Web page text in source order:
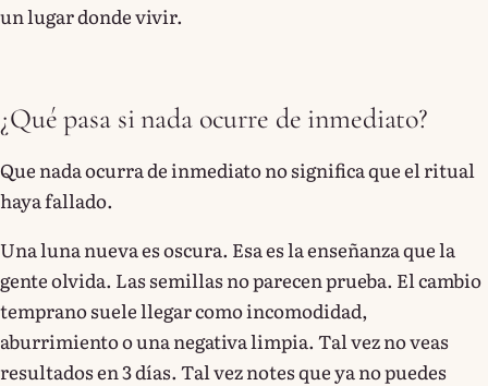
un lugar donde vivir.
¿Qué pasa si nada ocurre de inmediato?
Que nada ocurra de inmediato no significa que el ritual
haya fallado.
Una luna nueva es oscura. Esa es la enseñanza que la
gente olvida. Las semillas no parecen prueba. El cambio
temprano suele llegar como incomodidad,
aburrimiento o una negativa limpia. Tal vez no veas
resultados en 3 días. Tal vez notes que ya no puedes